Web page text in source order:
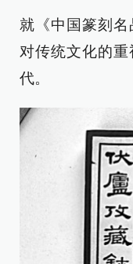
就《中国篆刻
对传统文化的
代。